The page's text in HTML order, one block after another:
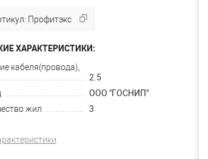
Профитэкс
ХАРАКТЕРИСТИКИ:
кабеля(провода),
2.5
ООО "ГОСНИП"
жил
3